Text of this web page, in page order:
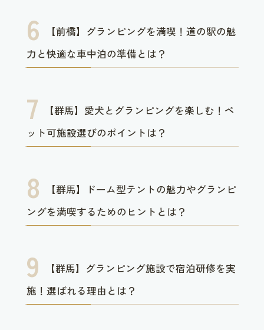
【前橋】グランピングを満喫！道の駅の魅
力と快適な車中泊の準備とは？
【群馬】愛犬とグランピングを楽しむ！ペ
ット可施設選びのポイントは？
【群馬】ドーム型テントの魅力やグランピ
ングを満喫するためのヒントとは？
【群馬】グランピング施設で宿泊研修を実
施！選ばれる理由とは？